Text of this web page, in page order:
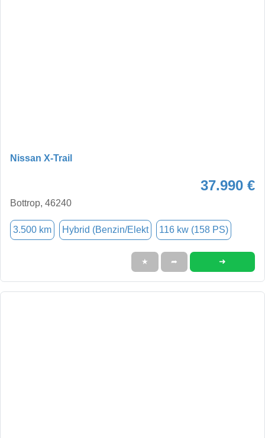
Nissan X-Trail
37.990 €
Bottrop, 46240
3.500 km Hybrid (Benzin/Elekt 116 kw (158 PS)
★ ➦ ➜